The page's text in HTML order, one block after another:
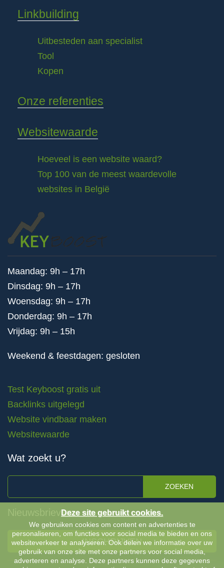
Linkbuilding
Uitbesteden aan specialist
Tool
Kopen
Onze referenties
Websitewaarde
Hoeveel is een website waard?
Top 100 van de meest waardevolle
websites in België
Maandag: 9h – 17h
Dinsdag: 9h – 17h
Woensdag: 9h – 17h
Donderdag: 9h – 17h
Vrijdag: 9h – 15h
Weekend & feestdagen: gesloten
Test Keyboost gratis uit
Backlinks uitgelegd
Website vindbaar maken
Websitewaarde
Wat zoekt u?
ZOEKEN
Nieuwsbrieven
INSCHRIJVEN
Deze site gebruikt cookies.
We gebruiken cookies om content en advertenties te
personaliseren, om functies voor social media te bieden en ons
websiteverkeer te analyseren. Ook delen we informatie over uw
gebruik van onze site met onze partners voor social media,
adverteren en analyse. Deze partners kunnen deze gegevens